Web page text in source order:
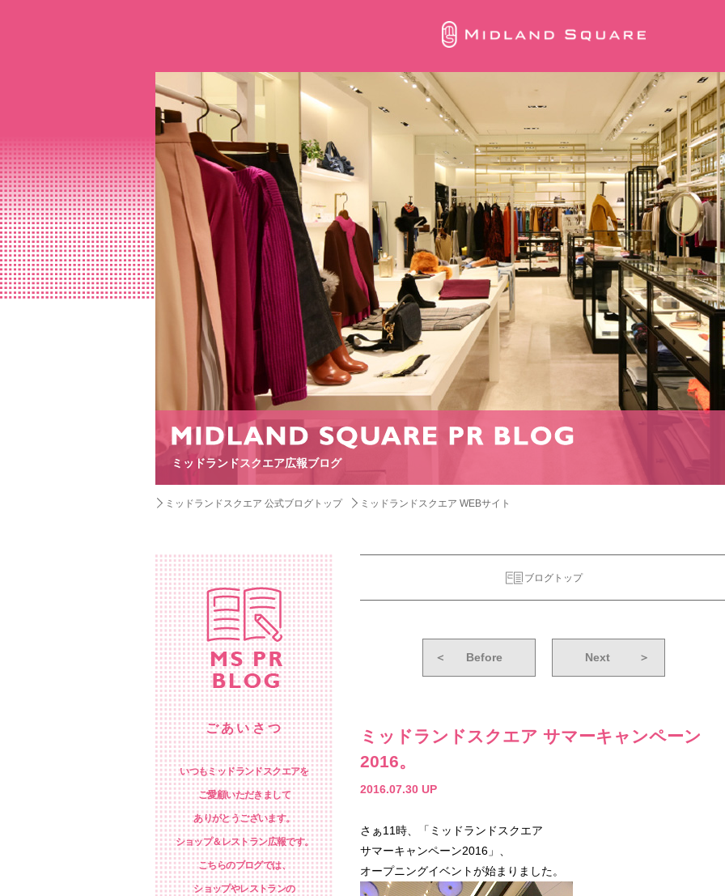
ミッドランドスクエア広報ブログ
ミッドランドスクエア 公式ブログトップ ミッドランドスクエア WEBサイト
ごあいさつ
いつもミッドランドスクエアを
ご愛顧いただきまして
ありがとうございます。
ショップ＆レストラン広報です。
こちらのブログでは、
ショップやレストランの
ブログトップ
＜ Before Next ＞
ミッドランドスクエア サマーキャンペーン
2016。
2016.07.30 UP
さぁ11時、「ミッドランドスクエア
サマーキャンペーン2016」、
オープニングイベントが始まりました。